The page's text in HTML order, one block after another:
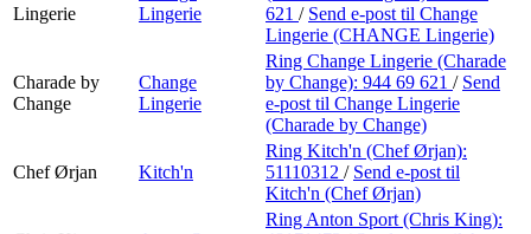
Lingerie
Lingerie
621 / Send e-post til Change
Lingerie (CHANGE Lingerie)
Charade by
Change
Change
Lingerie
Ring Change Lingerie (Charade
by Change): 944 69 621 / Send
e-post til Change Lingerie
(Charade by Change)
Chef Ørjan Kitch'n
Ring Kitch'n (Chef Ørjan):
51110312 / Send e-post til
Kitch'n (Chef Ørjan)
Ring Anton Sport (Chris King):